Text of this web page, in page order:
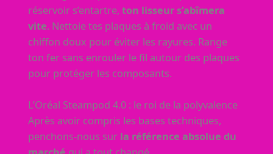
réservoir s’entartre, ton lisseur s’abîmera
vite. Nettoie tes plaques à froid avec un
chiffon doux pour éviter les rayures. Range
ton fer sans enrouler le fil autour des plaques
pour protéger les composants.
L’Oréal Steampod 4.0 : le roi de la polyvalence
Après avoir compris les bases techniques,
penchons-nous sur la référence absolue du